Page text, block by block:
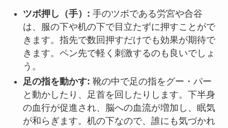
ツボ押し（手）: 手のツボである労宮や合谷
は、服の下や机の下で目立たずに押すことがで
きます。指先で数回押すだけでも効果が期待で
きます。ペン先で軽く刺激するのも良いでしょ
う。
足の指を動かす: 靴の中で足の指をグー・パー
と動かしたり、足首を回したりします。下半身
の血行が促進され、脳への血流が増加し、眠気
が和らぎます。机の下なので、誰にも気づかれ